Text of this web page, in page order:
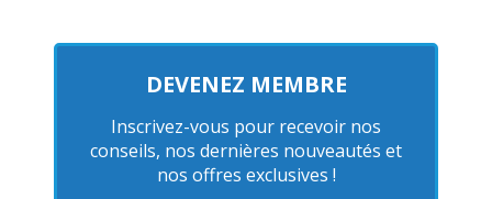
DEVENEZ MEMBRE
Inscrivez-vous pour recevoir nos
conseils, nos dernières nouveautés et
nos offres exclusives !